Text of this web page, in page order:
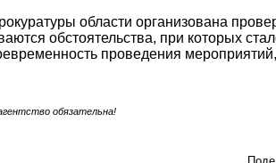
области организована
обстоятельства, при которых
проведения
обязательна!